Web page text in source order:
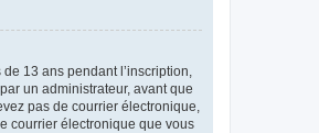
13 ans pendant l’inscription,
un administrateur, avant que
pas de courrier électronique,
courrier électronique que vous